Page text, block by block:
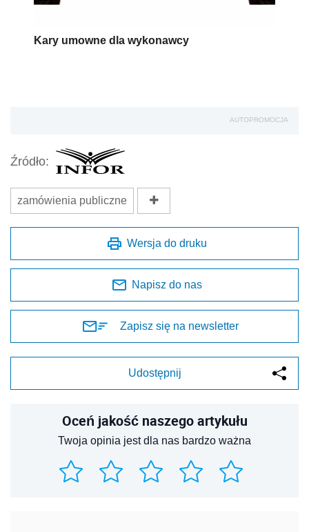
Kary umowne dla wykonawcy
AUTOPROMOCJA
Źródło:
zamówienia publiczne
Wersja do druku
Napisz do nas
Zapisz się na newsletter
Udostępnij
Oceń jakość naszego artykułu
Twoja opinia jest dla nas bardzo ważna